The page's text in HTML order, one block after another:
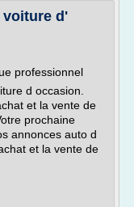
voiture d'
professionnel
d occasion.
et la vente de
prochaine
annonces auto d
et la vente de